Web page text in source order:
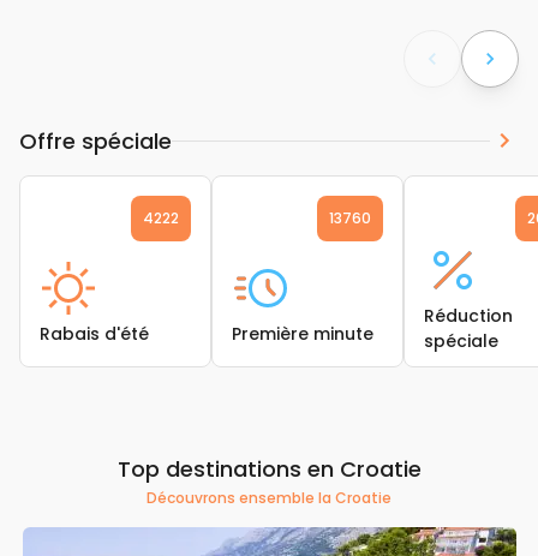
Offre spéciale
4222
Rabais d'été
13760
Première minute
Réduction
spéciale
Top destinations en Croatie
Découvrons ensemble la Croatie